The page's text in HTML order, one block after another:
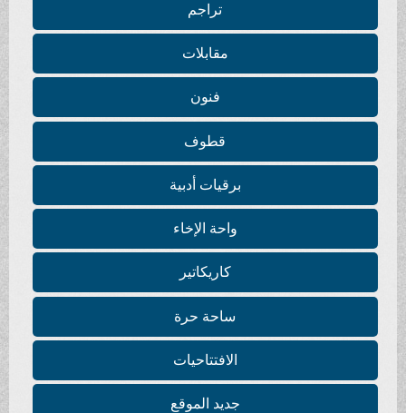
تراجم
مقابلات
فنون
قطوف
برقيات أدبية
واحة الإخاء
كاريكاتير
ساحة حرة
الافتتاحيات
جديد الموقع